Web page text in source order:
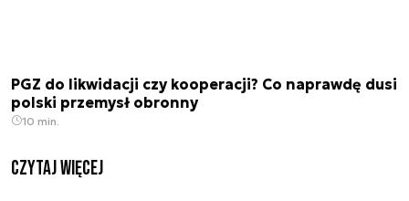
PGZ do likwidacji czy kooperacji? Co naprawdę dusi
polski przemysł obronny
10 min.
czytaj więcej